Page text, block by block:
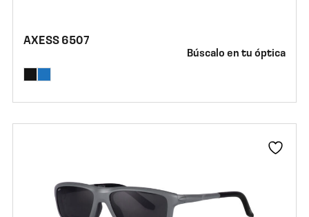
AXESS 6507
Búscalo en tu óptica